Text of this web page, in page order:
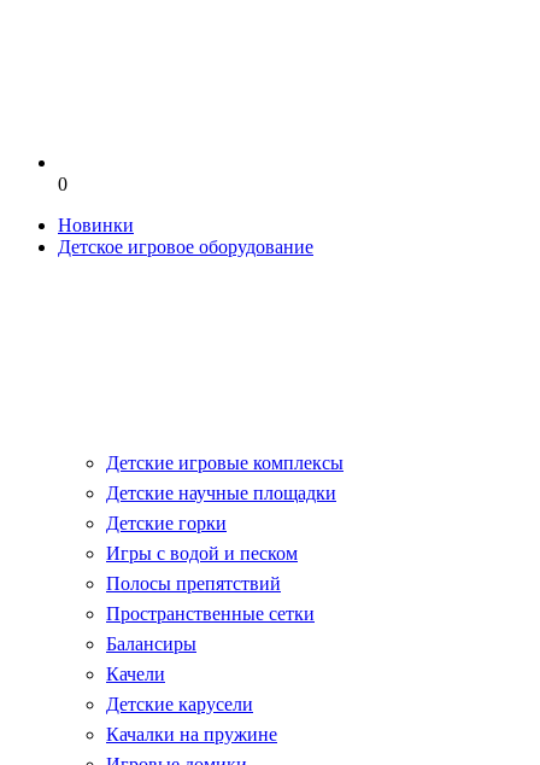
0
Новинки
Детское игровое оборудование
Детские игровые комплексы
Детские научные площадки
Детские горки
Игры с водой и песком
Полосы препятствий
Пространственные сетки
Балансиры
Качели
Детские карусели
Качалки на пружине